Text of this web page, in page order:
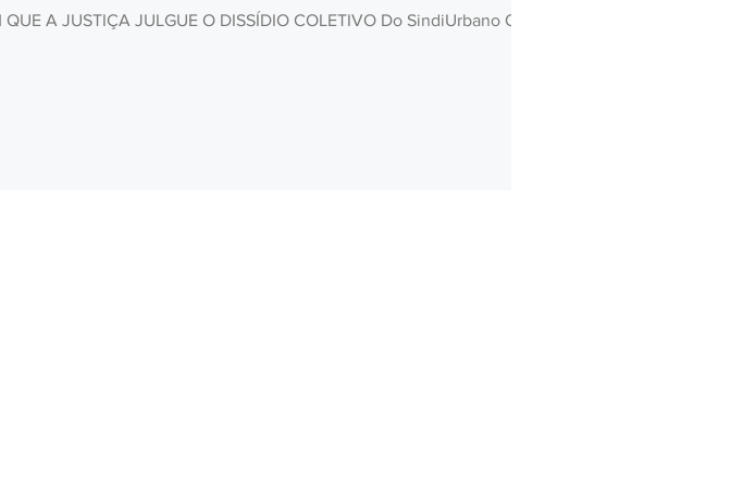
A JUSTIÇA JULGUE O DISSÍDIO COLETIVO Do SindiUrbano Os